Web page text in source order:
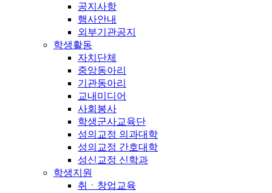
공지사항
행사안내
외부기관공지
학생활동
자치단체
중앙동아리
기관동아리
교내미디어
사회봉사
학생군사교육단
성의교정 의과대학
성의교정 간호대학
성신교정 신학과
학생지원
취ㆍ창업교육